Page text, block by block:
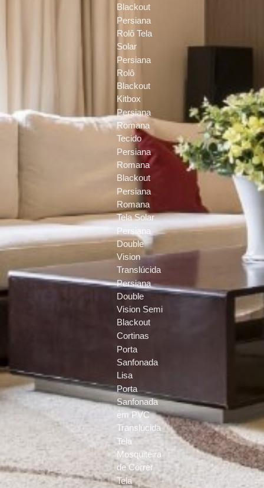
Blackout
Persiana
Rolô Tela
Solar
Persiana
Rolô
Blackout
Kitbox
Persiana
Romana
Tecido
Persiana
Romana
Blackout
Persiana
Romana
Tela Solar
Persiana
Double
Vision
Translúcida
Persiana
Double
Vision Semi
Blackout
Cortinas
Porta
Sanfonada
Lisa
Porta
Sanfonada
em PVC
Translúcida
Tela
Mosquiteira
de Correr
Tela